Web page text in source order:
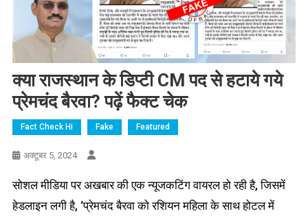
क्या राजस्थान के डिप्टी CM पद से हटाये गये
प्रेमचंद बैरवा? पढ़ें फैक्ट चेक
Fact Check Hi Fake Featured
अक्टूबर 5, 2024
सोशल मीडिया पर अखबार की एक न्यूजकटिंग वायरल हो रही है, जिसमें
हेडलाइन लगी है, ‘प्रेमचंद बैरवा को रशियन महिला के साथ होटल में